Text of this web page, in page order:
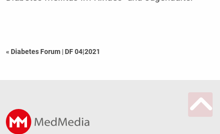
« Diabetes Forum | DF 04|2021